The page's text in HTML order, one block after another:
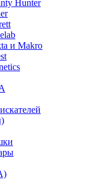
Hunter
и Makro